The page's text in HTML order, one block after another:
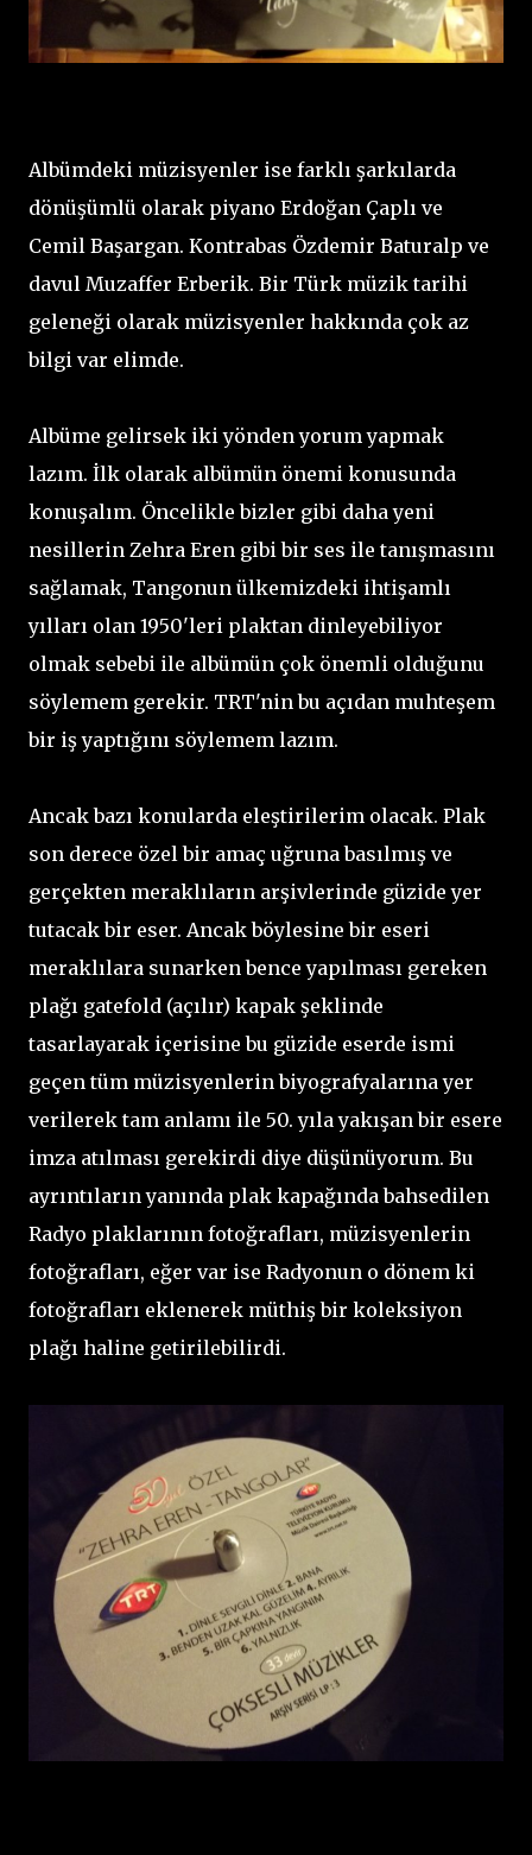
Albümdeki müzisyenler ise farklı şarkılarda
dönüşümlü olarak piyano Erdoğan Çaplı ve
Cemil Başargan. Kontrabas Özdemir Baturalp ve
davul Muzaffer Erberik. Bir Türk müzik tarihi
geleneği olarak müzisyenler hakkında çok az
bilgi var elimde.
Albüme gelirsek iki yönden yorum yapmak
lazım. İlk olarak albümün önemi konusunda
konuşalım. Öncelikle bizler gibi daha yeni
nesillerin Zehra Eren gibi bir ses ile tanışmasını
sağlamak, Tangonun ülkemizdeki ihtişamlı
yılları olan 1950'leri plaktan dinleyebiliyor
olmak sebebi ile albümün çok önemli olduğunu
söylemem gerekir. TRT'nin bu açıdan muhteşem
bir iş yaptığını söylemem lazım.
Ancak bazı konularda eleştirilerim olacak. Plak
son derece özel bir amaç uğruna basılmış ve
gerçekten meraklıların arşivlerinde güzide yer
tutacak bir eser. Ancak böylesine bir eseri
meraklılara sunarken bence yapılması gereken
plağı gatefold (açılır) kapak şeklinde
tasarlayarak içerisine bu güzide eserde ismi
geçen tüm müzisyenlerin biyografyalarına yer
verilerek tam anlamı ile 50. yıla yakışan bir esere
imza atılması gerekirdi diye düşünüyorum. Bu
ayrıntıların yanında plak kapağında bahsedilen
Radyo plaklarının fotoğrafları, müzisyenlerin
fotoğrafları, eğer var ise Radyonun o dönem ki
fotoğrafları eklenerek müthiş bir koleksiyon
plağı haline getirilebilirdi.